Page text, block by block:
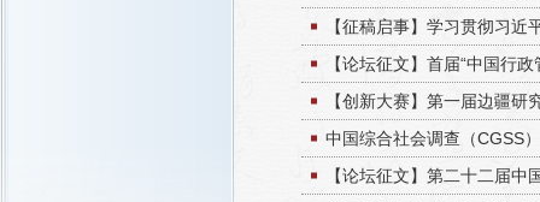
【征稿启事】学习贯彻习
【论坛征文】首届“中国行
【创新大赛】第一届边疆研
中国综合社会调查（CGSS
【论坛征文】第二十二届